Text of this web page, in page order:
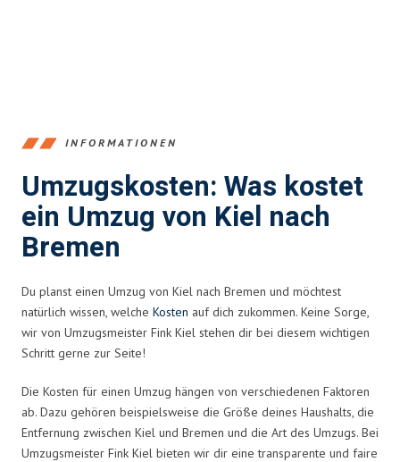
INFORMATIONEN
Umzugskosten: Was kostet
ein Umzug von Kiel nach
Bremen
Du planst einen Umzug von Kiel nach Bremen und möchtest
natürlich wissen, welche Kosten auf dich zukommen. Keine Sorge,
wir von Umzugsmeister Fink Kiel stehen dir bei diesem wichtigen
Schritt gerne zur Seite!
Die Kosten für einen Umzug hängen von verschiedenen Faktoren
ab. Dazu gehören beispielsweise die Größe deines Haushalts, die
Entfernung zwischen Kiel und Bremen und die Art des Umzugs. Bei
Umzugsmeister Fink Kiel bieten wir dir eine transparente und faire